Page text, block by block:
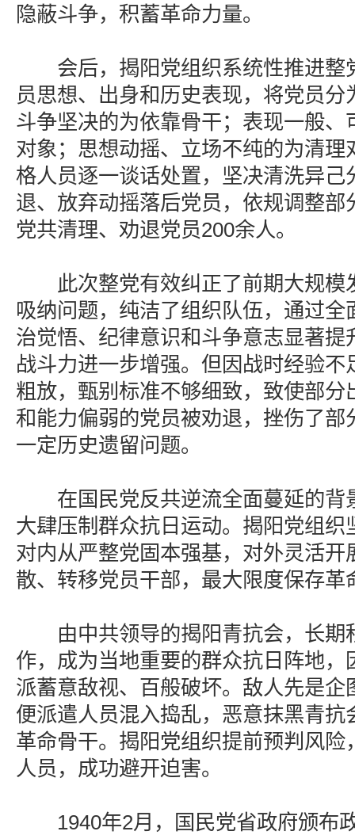
隐蔽斗争，积蓄革命力量。
会后，揭阳党组织系统性推进整
员思想、出身和历史表现，将党员
斗争坚决的为依靠骨干；表现一般、
对象；思想动摇、立场不纯的为清理
格人员逐一谈话处置，坚决清洗异己
退、放弃动摇落后党员，依规调整部
党共清理、劝退党员200余人。
此次整党有效纠正了前期大规模
吸纳问题，纯洁了组织队伍，通过全
治觉悟、纪律意识和斗争意志显著提
战斗力进一步增强。但因战时经验不
粗放，甄别标准不够细致，致使部分
和能力偏弱的党员被劝退，挫伤了部
一定历史遗留问题。
在国民党反共逆流全面蔓延的背
大肆压制群众抗日运动。揭阳党组织
对内从严整党固本强基，对外灵活开
散、转移党员干部，最大限度保存革
由中共领导的揭阳青抗会，长期
作，成为当地重要的群众抗日阵地，
派蓄意敌视、百般破坏。敌人先是企
便派遣人员混入捣乱，恶意抹黑青抗
革命骨干。揭阳党组织提前预判风险
人员，成功避开迫害。
1940年2月，国民党省政府颁布